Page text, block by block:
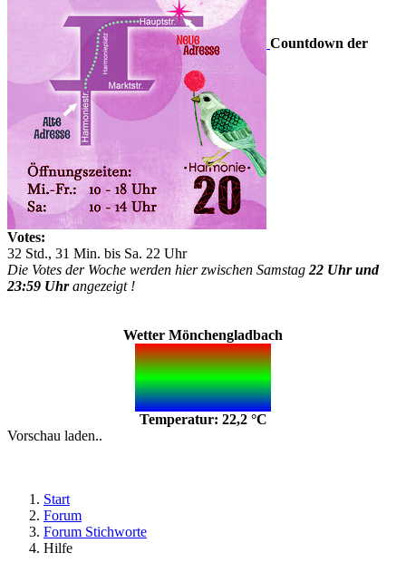
Countdown der
Votes:
32 Std., 31 Min. bis Sa. 22 Uhr
Die Votes der Woche werden hier zwischen Samstag 22 Uhr und
23:59 Uhrangezeigt !
Wetter Mönchengladbach
Temperatur: 22,2 °C
Vorschau laden..
Start
Forum
Forum Stichworte
Hilfe